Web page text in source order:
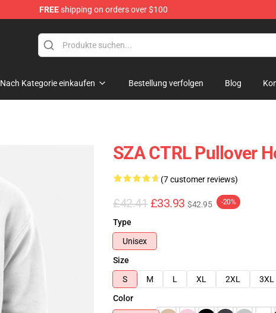
FREEshipping on orders over $100
Nach Kategorie einkaufen Bestellung verfolgen Blog
SZA CTRL Pullover
(7 customer reviews)
£42.41 £33.93 $42.95 -20%
Type
Unisex
Size
S
M L XL 2XL 3XL
Color